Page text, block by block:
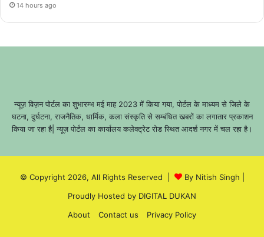
14 hours ago
न्यूज़ विज़न पोर्टल का शुभारम्भ मई माह 2023 में किया गया, पोर्टल के माध्यम से जिले के
घटना, दुर्घटना, राजनैतिक, धार्मिक, कला संस्कृति से सम्बंधित खबरों का लगातार प्रकाशन
किया जा रहा है| न्यूज़ पोर्टल का कार्यालय कलेक्ट्रेट रोड स्थित आदर्श नगर में चल रहा है।
© Copyright 2026, All Rights Reserved | By Nitish Singh
Proudly Hosted by DIGITAL DUKAN
About
Contact us Privacy Policy